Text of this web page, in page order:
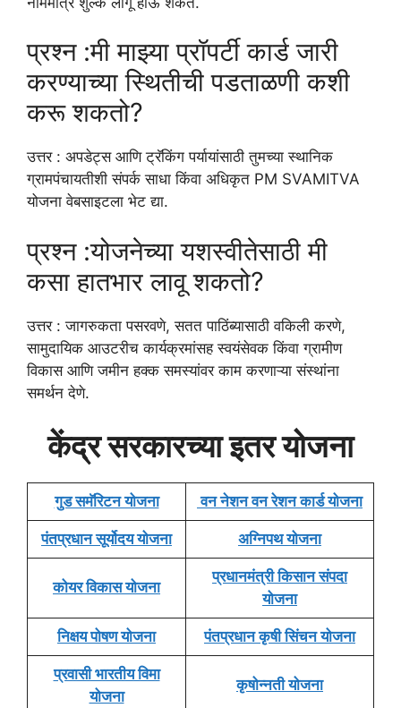
प्रश्न :मी माझ्या प्रॉपर्टी कार्ड जारी
करण्याच्या स्थितीची पडताळणी कशी
करू शकतो?
उत्तर : अपडेट्स आणि ट्रॅकिंग पर्यायांसाठी तुमच्या स्थानिक
ग्रामपंचायतीशी संपर्क साधा किंवा अधिकृत PM SVAMITVA
योजना वेबसाइटला भेट द्या.
प्रश्न :योजनेच्या यशस्वीतेसाठी मी
कसा हातभार लावू शकतो?
उत्तर : जागरुकता पसरवणे, सतत पाठिंब्यासाठी वकिली करणे,
सामुदायिक आउटरीच कार्यक्रमांसह स्वयंसेवक किंवा ग्रामीण
विकास आणि जमीन हक्क समस्यांवर काम करणाऱ्या संस्थांना
समर्थन देणे.
केंद्र सरकारच्या इतर योजना
गुड समॅरिटन योजना वन नेशन वन रेशन कार्ड योजना
पंतप्रधान सूर्योदय योजना अग्निपथ योजना
कोयर विकास योजना
प्रधानमंत्री किसान संपदा
योजना
निक्षय पोषण योजना पंतप्रधान कृषी सिंचन योजना
प्रवासी भारतीय विमा
योजना
कृषोन्नती योजना